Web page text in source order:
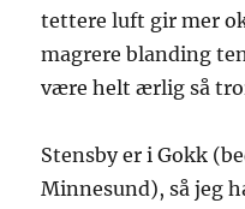
tettere luft gir mer
magrere blanding
være helt ærlig så
Stensby er i Gokk
Minnesund), så jeg